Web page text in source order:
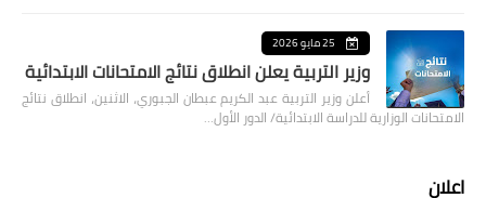
25 مايو 2026
وزير التربية يعلن انطلاق نتائج الامتحانات الابتدائية
أعلن وزير التربية عبد الكريم عبطان الجبوري، الاثنين، انطلاق نتائج
الامتحانات الوزارية للدراسة الابتدائية/ الدور الأول…
اعلان